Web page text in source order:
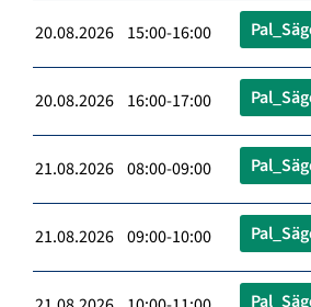
20.08.2026 15:00-16:00
20.08.2026 16:00-17:00
21.08.2026 08:00-09:00
21.08.2026 09:00-10:00